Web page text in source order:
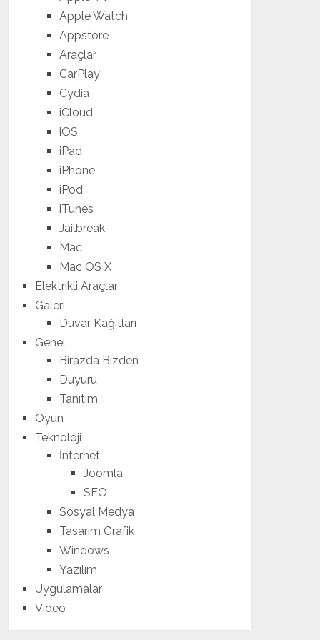
Apple Watch
Appstore
Araçlar
CarPlay
Cydia
iCloud
iOS
iPad
iPhone
iPod
iTunes
Jailbreak
Mac
Mac OS X
Elektrikli Araçlar
Galeri
Duvar Kağıtları
Genel
Birazda Bizden
Duyuru
Tanıtım
Oyun
Teknoloji
İnternet
Joomla
SEO
Sosyal Medya
Tasarım Grafik
Windows
Yazılım
Uygulamalar
Video